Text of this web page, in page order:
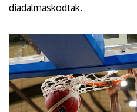
diadalmaskodtak.